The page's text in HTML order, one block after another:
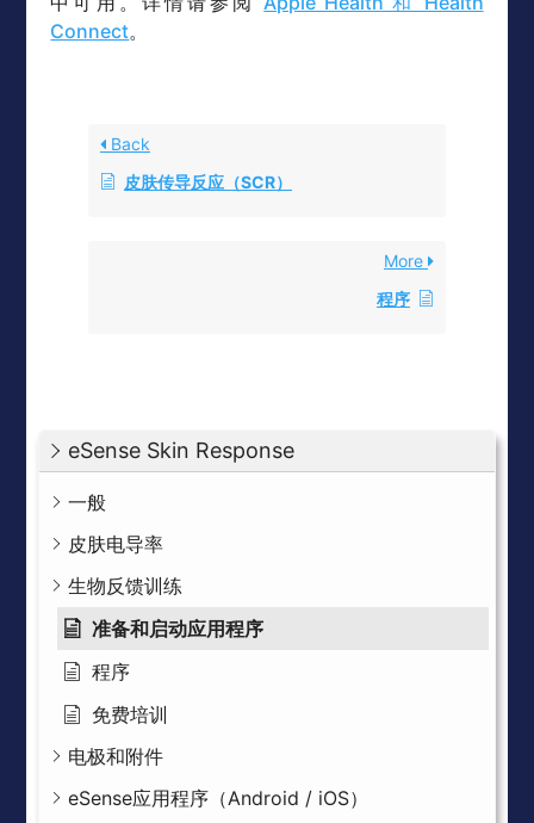
eSense Skin Response
一般
皮肤电导率
生物反馈训练
准备和启动应用程序
程序
免费培训
电极和附件
eSense应用程序（Android / iOS）
Connect。
Back
皮肤传导反应（SCR）
More
程序